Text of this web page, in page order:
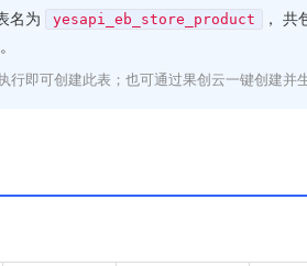
名为 yesapi_eb_store_product ， 共
即可创建此表；也可通过果创云一键创建并